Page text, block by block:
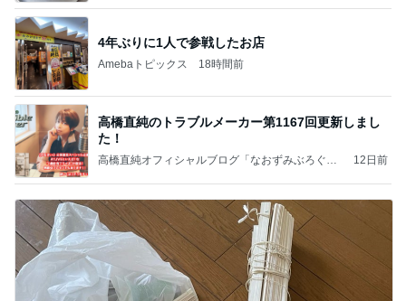
4年ぶりに1人で参戦したお店
Amebaトピックス 18時間前
高橋直純のトラブルメーカー第1167回更新しまし
た！
高橋直純オフィシャルブログ「なおずみぶろぐ」
12日前